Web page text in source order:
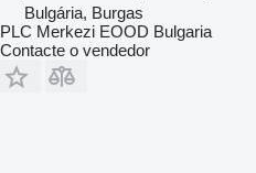
Bulgária, Burgas
PLC Merkezi EOOD Bulgaria
Contacte o vendedor